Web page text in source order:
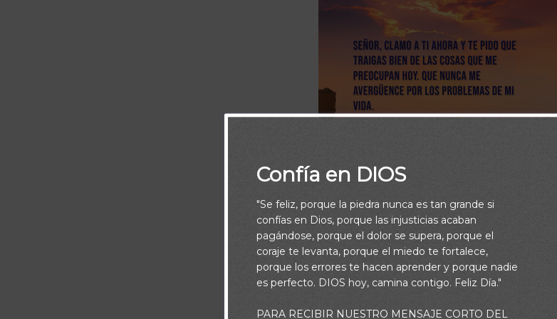
Confía en DIOS
"Se feliz, porque la piedra nunca es tan grande si
confías en Dios, porque las injusticias acaban
pagándose, porque el dolor se supera, porque el
coraje te levanta, porque el miedo te fortalece,
porque los errores te hacen aprender y porque nadie
es perfecto. DIOS hoy, camina contigo. Feliz Día."
PARA RECIBIR NUESTRO MENSAJE CORTO DEL